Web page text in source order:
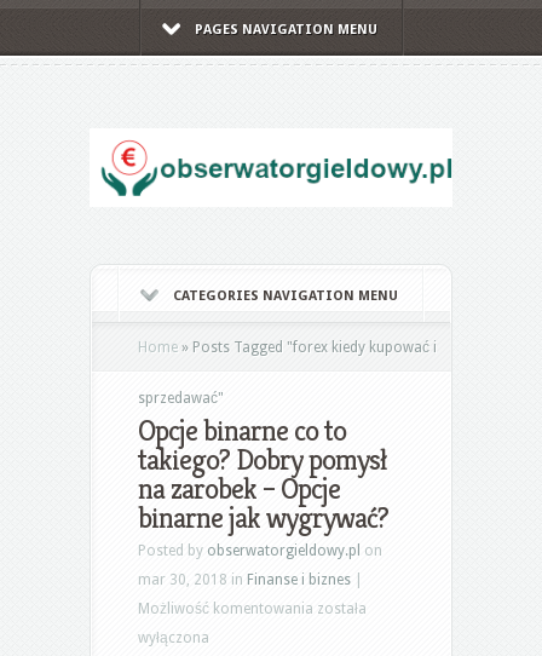
PAGES NAVIGATION MENU
CATEGORIES NAVIGATION MENU
Home » Posts Tagged "forex kiedy kupować i
sprzedawać"
Opcje binarne co to
takiego? Dobry pomysł
na zarobek – Opcje
binarne jak wygrywać?
Posted by obserwatorgieldowy.pl on
mar 30, 2018 in Finanse i biznes
Możliwość komentowania Opcje
została
wyłączona